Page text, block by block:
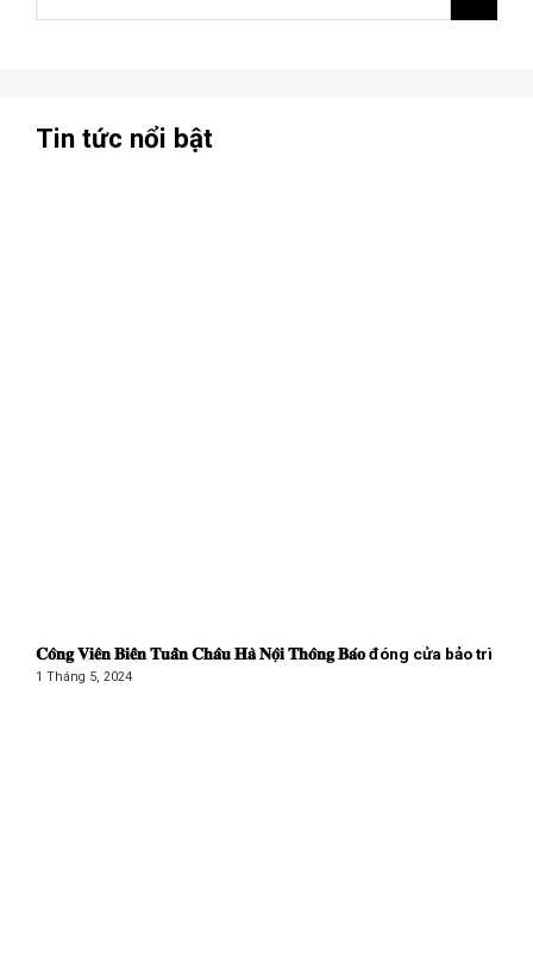
Tin tức nổi bật
𝐂𝐨̂𝐧𝐠 𝐕𝐢𝐞̂𝐧 𝐁𝐢𝐞̂̉𝐧 𝐓𝐮𝐚̂̀𝐧 𝐂𝐡𝐚̂𝐮 𝐇𝐚̀ 𝐍𝐨̣̂𝐢 𝐓𝐡𝐨̂𝐧𝐠 𝐁𝐚́𝐨 đóng cửa bảo trì
1 Tháng 5, 2024